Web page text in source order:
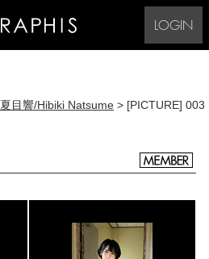
LOGIN
夏目響/Hibiki Natsume > [PICTURE] 003